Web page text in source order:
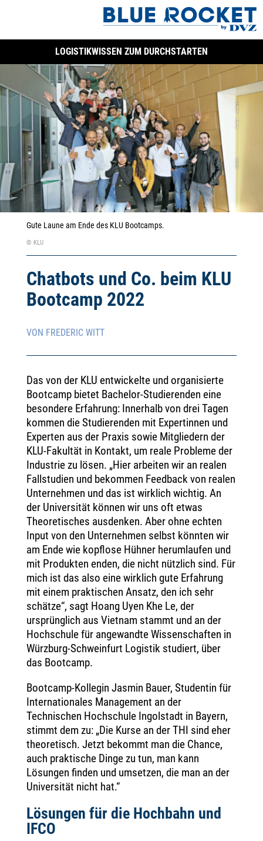
LOGISTIKWISSEN ZUM DURCHSTARTEN
Gute Laune am Ende des KLU Bootcamps.
© KLU
Chatbots und Co. beim KLU
Bootcamp 2022
VON FREDERIC WITT
Das von der KLU entwickelte und organisierte
Bootcamp bietet Bachelor-Studierenden eine
besondere Erfahrung: Innerhalb von drei Tagen
kommen die Studierenden mit Expertinnen und
Experten aus der Praxis sowie Mitgliedern der
KLU-Fakultät in Kontakt, um reale Probleme der
Industrie zu lösen. „Hier arbeiten wir an realen
Fallstudien und bekommen Feedback von realen
Unternehmen und das ist wirklich wichtig. An
der Universität können wir uns oft etwas
Theoretisches ausdenken. Aber ohne echten
Input von den Unternehmen selbst könnten wir
am Ende wie kopflose Hühner herumlaufen und
mit Produkten enden, die nicht nützlich sind. Für
mich ist das also eine wirklich gute Erfahrung
mit einem praktischen Ansatz, den ich sehr
schätze“, sagt Hoang Uyen Khe Le, der
ursprünglich aus Vietnam stammt und an der
Hochschule für angewandte Wissenschaften in
Würzburg-Schweinfurt Logistik studiert, über
das Bootcamp.
Bootcamp-Kollegin Jasmin Bauer, Studentin für
Internationales Management an der
Technischen Hochschule Ingolstadt in Bayern,
stimmt dem zu: „Die Kurse an der THI sind eher
theoretisch. Jetzt bekommt man die Chance,
auch praktische Dinge zu tun, man kann
Lösungen finden und umsetzen, die man an der
Universität nicht hat.“
Lösungen für die Hochbahn und
IFCO